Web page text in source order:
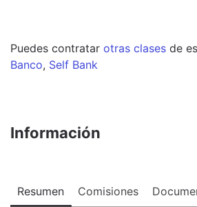
Puedes contratar otras clases de
Banco, Self Bank
Información
Resumen Comisiones